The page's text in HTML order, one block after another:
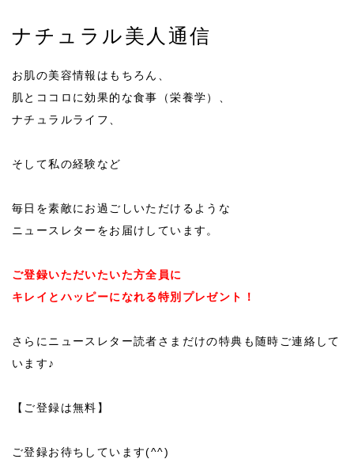
ナチュラル美人通信
お肌の美容情報はもちろん、
肌とココロに効果的な食事（栄養学）、
ナチュラルライフ、
そして私の経験など
毎日を素敵にお過ごしいただけるような
ニュースレターをお届けしています。
ご登録いただいたいた方全員に
キレイとハッピーになれる特別プレゼント！
さらにニュースレター読者さまだけの特典も随時ご連絡して
います♪
【ご登録は無料】
ご登録お待ちしています(^^)